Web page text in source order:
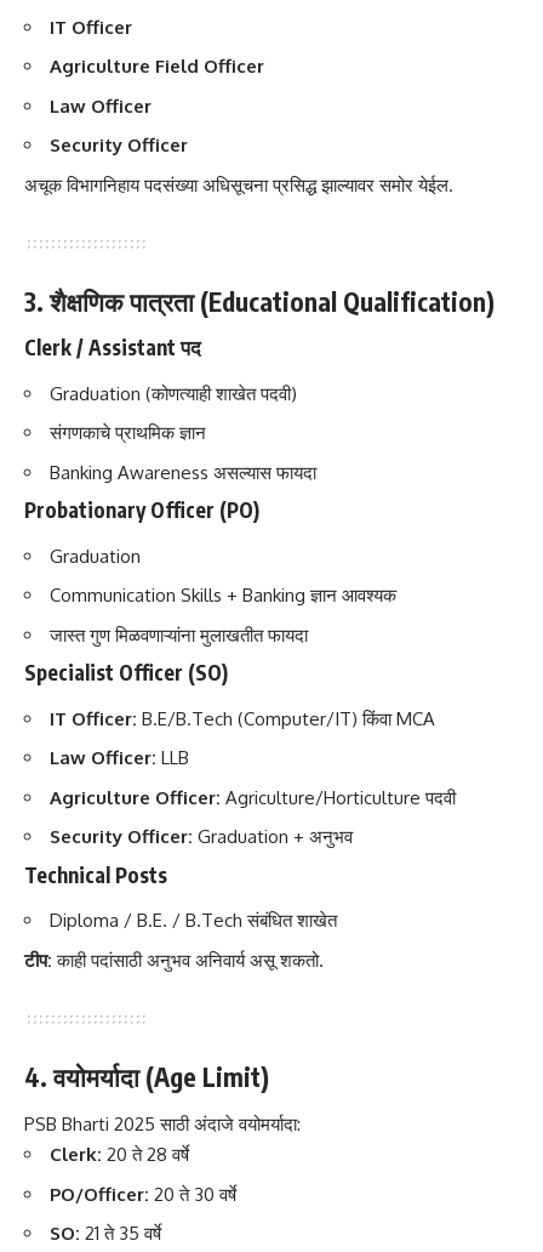
IT Officer
Agriculture Field Officer
Law Officer
Security Officer
अचूक विभागनिहाय पदसंख्या अधिसूचना प्रसिद्ध झाल्यावर समोर येईल.
3. शैक्षणिक पात्रता (Educational Qualification)
Clerk / Assistant पद
Graduation (कोणत्याही शाखेत पदवी)
संगणकाचे प्राथमिक ज्ञान
Banking Awareness असल्यास फायदा
Probationary Officer (PO)
Graduation
Communication Skills + Banking ज्ञान आवश्यक
जास्त गुण मिळवणाऱ्यांना मुलाखतीत फायदा
Specialist Officer (SO)
IT Officer: B.E/B.Tech (Computer/IT) किंवा MCA
Law Officer: LLB
Agriculture Officer: Agriculture/Horticulture पदवी
Security Officer: Graduation + अनुभव
Technical Posts
Diploma / B.E. / B.Tech संबंधित शाखेत
टीप: काही पदांसाठी अनुभव अनिवार्य असू शकतो.
4. वयोमर्यादा (Age Limit)
PSB Bharti 2025 साठी अंदाजे वयोमर्यादा:
Clerk: 20 ते 28 वर्षे
PO/Officer: 20 ते 30 वर्षे
SO: 21 ते 35 वर्षे